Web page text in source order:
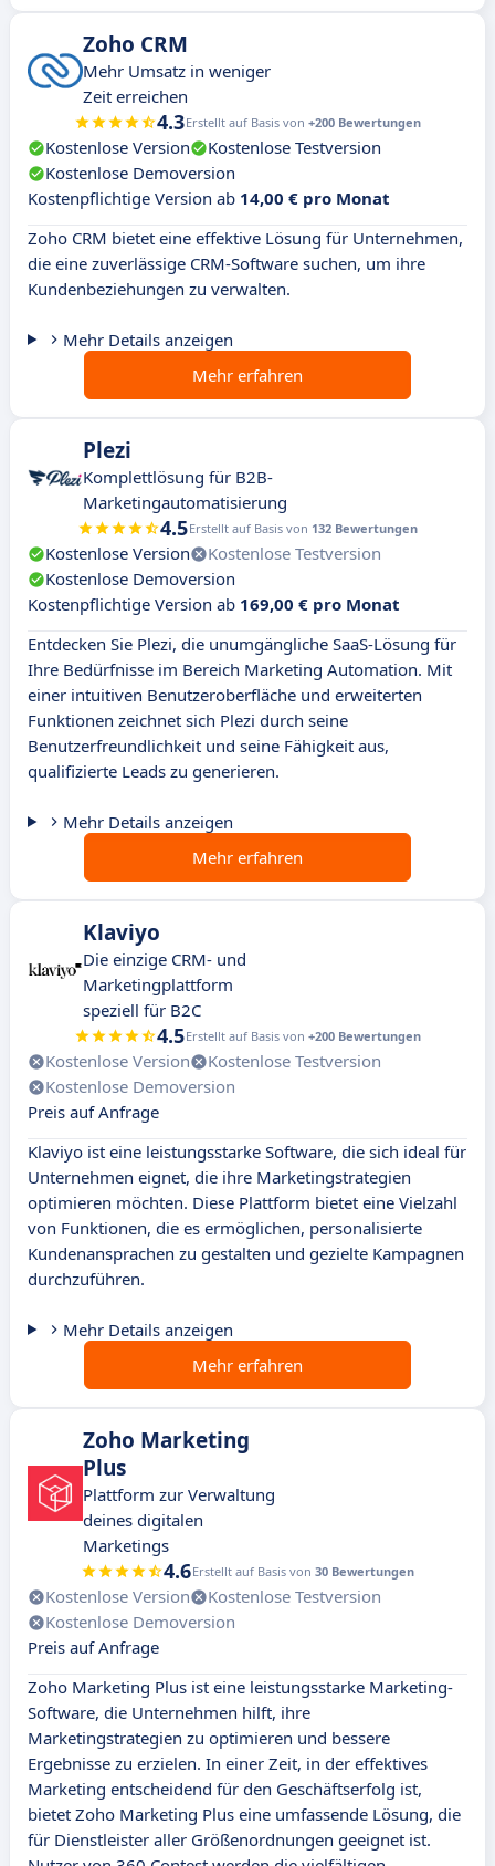
Zoho CRM
Mehr Umsatz in weniger
Zeit erreichen
4.3Erstellt auf Basis von +200 Bewertungen
Kostenlose Version
Kostenlose Testversion
Kostenlose Demoversion
Kostenpflichtige Version ab 14,00 € pro Monat
Zoho CRM bietet eine effektive Lösung für Unternehmen,
die eine zuverlässige CRM-Software suchen, um ihre
Kundenbeziehungen zu verwalten.
Mehr Details anzeigen
Mehr erfahren
Plezi
Komplettlösung für B2B-
Marketingautomatisierung
4.5Erstellt auf Basis von 132 Bewertungen
Kostenlose Version
Kostenlose Testversion
Kostenlose Demoversion
Kostenpflichtige Version ab 169,00 € pro Monat
Entdecken Sie Plezi, die unumgängliche SaaS-Lösung für
Ihre Bedürfnisse im Bereich Marketing Automation. Mit
einer intuitiven Benutzeroberfläche und erweiterten
Funktionen zeichnet sich Plezi durch seine
Benutzerfreundlichkeit und seine Fähigkeit aus,
qualifizierte Leads zu generieren.
Mehr Details anzeigen
Mehr erfahren
Klaviyo
Die einzige CRM- und
Marketingplattform
speziell für B2C
4.5Erstellt auf Basis von +200 Bewertungen
Kostenlose Version
Kostenlose Testversion
Kostenlose Demoversion
Preis auf Anfrage
Klaviyo ist eine leistungsstarke Software, die sich ideal für
Unternehmen eignet, die ihre Marketingstrategien
optimieren möchten. Diese Plattform bietet eine Vielzahl
von Funktionen, die es ermöglichen, personalisierte
Kundenansprachen zu gestalten und gezielte Kampagnen
durchzuführen.
Mehr Details anzeigen
Mehr erfahren
Zoho Marketing
Plus
Plattform zur Verwaltung
deines digitalen
Marketings
4.6Erstellt auf Basis von 30 Bewertungen
Kostenlose Version
Kostenlose Testversion
Kostenlose Demoversion
Preis auf Anfrage
Zoho Marketing Plus ist eine leistungsstarke Marketing-
Software, die Unternehmen hilft, ihre
Marketingstrategien zu optimieren und bessere
Ergebnisse zu erzielen. In einer Zeit, in der effektives
Marketing entscheidend für den Geschäftserfolg ist,
bietet Zoho Marketing Plus eine umfassende Lösung, die
für Dienstleister aller Größenordnungen geeignet ist.